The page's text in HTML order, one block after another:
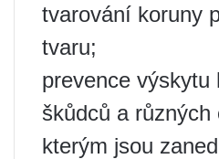
tvarování koruny
tvaru;
prevence výskytu
škůdců a různých
kterým jsou